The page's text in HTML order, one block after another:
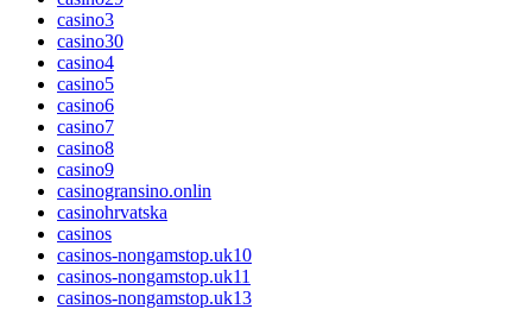
casino3
casino30
casino4
casino5
casino6
casino7
casino8
casino9
casinogransino.onlin
casinohrvatska
casinos
casinos-nongamstop.uk10
casinos-nongamstop.uk11
casinos-nongamstop.uk13